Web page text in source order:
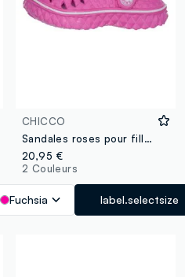
CHICCO
Sandales roses pour filles avec décoration cœur
20,95 €
2 Couleurs
Fuchsia label.selectsize